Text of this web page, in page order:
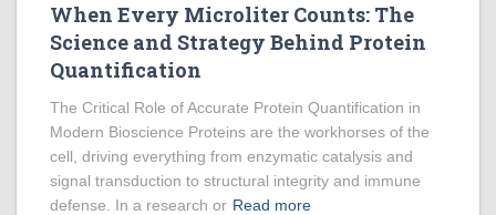
When Every Microliter Counts: The
Science and Strategy Behind Protein
Quantification
The Critical Role of Accurate Protein Quantification in
Modern Bioscience Proteins are the workhorses of the
cell, driving everything from enzymatic catalysis and
signal transduction to structural integrity and immune
defense. In a research or Read more